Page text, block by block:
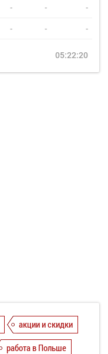
- - -
- - -
05:22:20
акции и скидки
работа в Польше